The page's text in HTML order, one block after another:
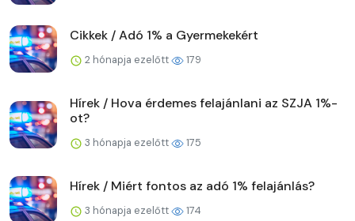
Cikkek / Adó 1% a Gyermekekért
2 hónapja ezelőtt 179
Hírek / Hova érdemes felajánlani az SZJA 1%-
ot?
3 hónapja ezelőtt 175
Hírek / Miért fontos az adó 1% felajánlás?
3 hónapja ezelőtt 174